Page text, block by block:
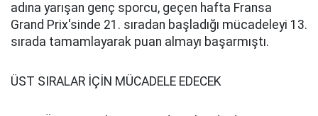
adına yarışan genç sporcu, geçen hafta Fransa
Grand Prix'sinde 21. sıradan başladığı mücadeleyi 13.
sırada tamamlayarak puan almayı başarmıştı.
ÜST SIRALAR İÇİN MÜCADELE EDECEK